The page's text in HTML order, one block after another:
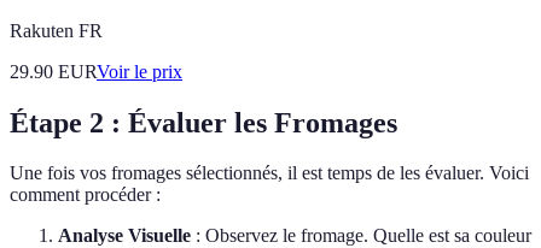
Rakuten FR
29.90 EURVoir le prix
Étape 2 : Évaluer les Fromages
Une fois vos fromages sélectionnés, il est temps de les évaluer. Voici
comment procéder :
Analyse Visuelle : Observez le fromage. Quelle est sa couleur